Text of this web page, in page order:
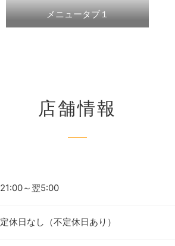
メニュータブ１
店舗情報
21:00～翌5:00
定休日なし（不定休日あり）